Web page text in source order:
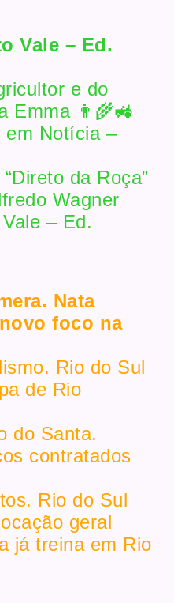
Vale – Ed.
e do
Emma 👨‍🌾🚜
em Notícia –
da Roça”
Wagner
– Ed.
Nata
foco na
Rio do Sul
de Rio
do Santa.
contratados
Rio do Sul
geral
já treina em Rio